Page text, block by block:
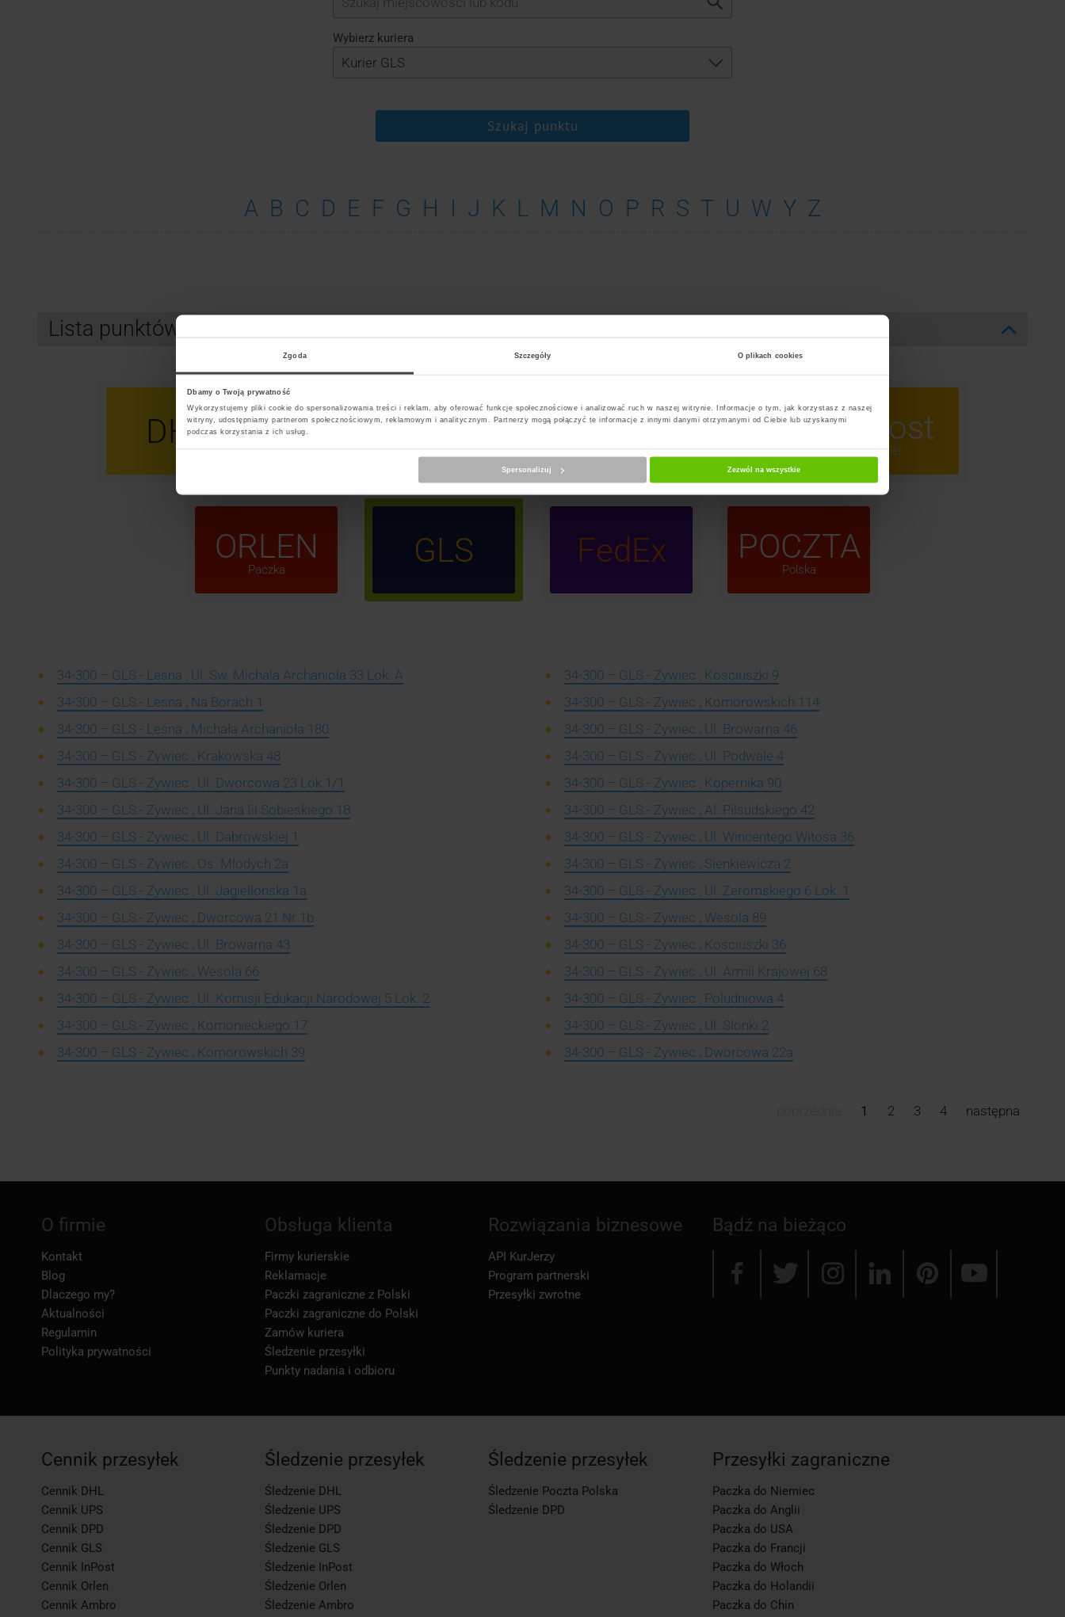
Zgoda Szczegóły O plikach cookies
Dbamy o Twoją prywatność
Wykorzystujemy pliki cookie do spersonalizowania treści i reklam, aby oferować funkcje społecznościowe i analizować ruch w naszej witrynie. Informacje o tym, jak korzystasz z naszej
witryny, udostępniamy partnerom społecznościowym, reklamowym i analitycznym. Partnerzy mogą połączyć te informacje z innymi danymi otrzymanymi od Ciebie lub uzyskanymi
podczas korzystania z ich usług.
Spersonalizuj Zezwól na wszystkie
Wybierz kuriera
Szukaj punktu
A B C D E F G H I J K L M N O P R S T U W Y Z
Lista punktów kurierskich GLS Zywiec
DHL UPS DPD InPost InPost
Kurier
ORLEN
Paczka GLS FedEx POCZTA
Polska
34-300 – GLS - Lesna , Ul. Sw. Michala Archaniola 33 Lok. A
34-300 – GLS - Lesna , Na Borach 1
34-300 – GLS - Leśna , Michała Archanioła 180
34-300 – GLS - Zywiec , Krakowska 48
34-300 – GLS - Zywiec , Ul. Dworcowa 23 Lok.1/1
34-300 – GLS - Zywiec , Ul. Jana Iii Sobieskiego 18
34-300 – GLS - Zywiec , Ul. Dabrowskiej 1
34-300 – GLS - Zywiec , Os. Mlodych 2a
34-300 – GLS - Zywiec , Ul. Jagiellonska 1a
34-300 – GLS - Zywiec , Dworcowa 21 Nr 1b
34-300 – GLS - Zywiec , Ul. Browarna 43
34-300 – GLS - Zywiec , Wesola 66
34-300 – GLS - Zywiec , Ul. Komisji Edukacji Narodowej 5 Lok. 2
34-300 – GLS - Zywiec , Komonieckiego 17
34-300 – GLS - Zywiec , Komorowskich 39
34-300 – GLS - Zywiec , Kosciuszki 9
34-300 – GLS - Zywiec , Komorowskich 114
34-300 – GLS - Zywiec , Ul. Browarna 46
34-300 – GLS - Zywiec , Ul. Podwale 4
34-300 – GLS - Zywiec , Kopernika 90
34-300 – GLS - Zywiec , Al. Pilsudskiego 42
34-300 – GLS - Zywiec , Ul. Wincentego Witosa 36
34-300 – GLS - Zywiec , Sienkiewicza 2
34-300 – GLS - Zywiec , Ul. Zeromskiego 6 Lok. 1
34-300 – GLS - Zywiec , Wesola 89
34-300 – GLS - Zywiec , Kosciuszki 36
34-300 – GLS - Zywiec , Ul. Armii Krajowej 68
34-300 – GLS - Zywiec , Poludniowa 4
34-300 – GLS - Zywiec , Ul. Slonki 2
34-300 – GLS - Zywiec , Dworcowa 22a
1 2 3 4 następna
Bądź na bieżąco
O firmie
Kontakt
Blog
Dlaczego my?
Aktualności
Regulamin
Polityka prywatności
Obsługa klienta
Firmy kurierskie
Reklamacje
Paczki zagraniczne z Polski
Paczki zagraniczne do Polski
Zamów kuriera
Śledzenie przesyłki
Punkty nadania i odbioru
Rozwiązania biznesowe
API KurJerzy
Program partnerski
Przesyłki zwrotne
Cennik przesyłek
Cennik DHL
Cennik UPS
Cennik DPD
Cennik GLS
Cennik InPost
Cennik Orlen
Cennik Ambro
Śledzenie przesyłek
Śledzenie DHL
Śledzenie UPS
Śledzenie DPD
Śledzenie GLS
Śledzenie InPost
Śledzenie Orlen
Śledzenie Ambro
Śledzenie przesyłek
Śledzenie Poczta Polska
Śledzenie DPD
Przesyłki zagraniczne
Paczka do Niemiec
Paczka do Anglii
Paczka do USA
Paczka do Francji
Paczka do Włoch
Paczka do Holandii
Paczka do Chin